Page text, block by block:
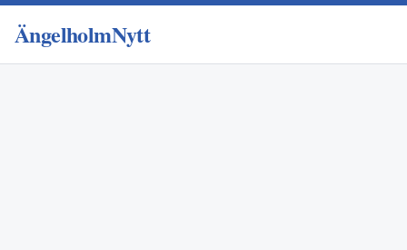
ÄngelholmNytt